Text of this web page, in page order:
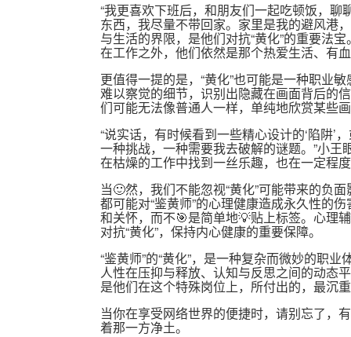
“我更喜欢下班后，和朋友们一起吃顿饭，聊
东西，我尽量不带回家。家里是我的避风港
与生活的界限，是他们对抗“黄化”的重要法
在工作之外，他们依然是那个热爱生活、有
更值得一提的是，“黄化”也可能是一种职业
难以察觉的细节，识别出隐藏在画面背后的
们可能无法像普通人一样，单纯地欣赏某些
“说实话，有时候看到一些精心设计的‘陷阱’
一种挑战，一种需要我去破解的谜题。”小
在枯燥的工作中找到一丝乐趣，也在一定程
当🙂然，我们不能忽视“黄化”可能带来的负
都可能对“鉴黄师”的心理健康造成永久性的
和关怀，而不🎯是简单地💡贴上标签。心理
对抗“黄化”，保持内心健康的重要保障。
“鉴黄师”的“黄化”，是一种复杂而微妙的职
人性在压抑与释放、认知与反思之间的动态
是他们在这个特殊岗位上，所付出的，最沉
当你在享受网络世界的便捷时，请别忘了，
着那一方净土。